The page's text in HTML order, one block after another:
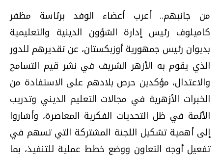
من جانبهم.. أعرب أعضاء الوفد برئاسة مظفر
كاميلوف رئيس إدارة الشؤون الدينية والتعليمية
بديوان رئيس جمهورية أوزبكستان، عن تقديرهم للدور
الذي يقوم به الأزهر الشريف في نشر قيم التسامح
والاعتدال، مؤكدين حرص بلادهم على الاستفادة من
الخبرات الأزهرية في مجالات التعليم الديني وتدريب
الأئمة في ظل التحديات الفكرية المعاصرة، وأشاروا
إلى أهمية تشكيل اللجنة المشتركة التي تسهم في
تفعيل أوجه التعاون ووضع خطط عملية للتنفيذ، بما